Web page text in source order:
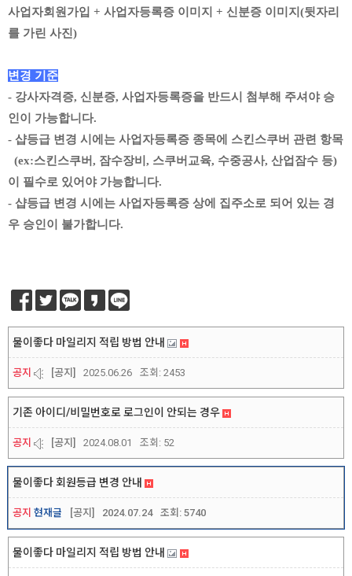
사업자회원가입 + 사업자등록증 이미지 + 신분증 이미 지(뒷자리
를 가린 사진)
변경 기준
- 강사자격증, 신분증, 사업자등록증을 반드시 첨부해 주셔야 승
인이 가능합니다.
- 샵등급 변경 시에는 사업자등록증 종목에 스킨스쿠버 관련 항목
(ex:스킨스쿠버, 잠수장비, 스쿠버교육, 수중공사, 산업잠수 등)
이 필수로 있어야 가능합니다.
- 샵등급 변경 시에는 사업자등록증 상에 집주소로 되어 있는 경
우 승인이 불가합니다.
공지 [공지]
물이좋다 마일리지 적립 방법 안내
2025.06.26 조회: 2453
공지 [공지]
기존 아이디/비밀번호로 로그인이 안되는 경우
2024.08.01 조회: 52
공지 현재글 [공지]
물이좋다 회원등급 변경 안내
2024.07.24 조회: 5740
물이좋다 마일리지 적립 방법 안내